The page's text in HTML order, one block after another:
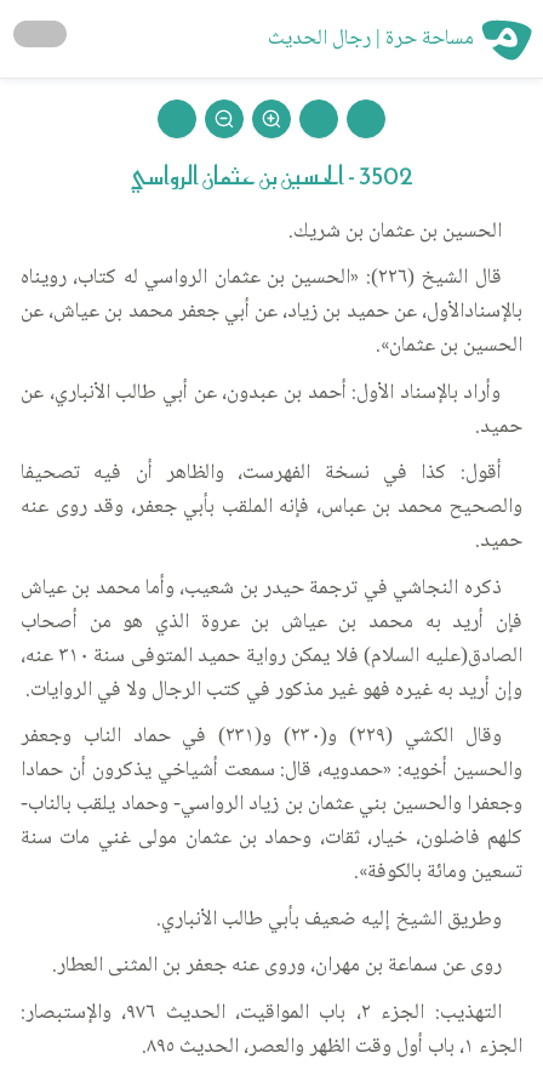
مساحة حرة | رجال الحديث
3502 - الحسين بن عثمان الرواسي
الحسين بن عثمان بن شريك.
قال الشيخ (٢٢٦): «الحسين بن عثمان الرواسي له كتاب، رويناه
بالإسنادالأول، عن حميد بن زياد، عن أبي جعفر محمد بن عياش، عن
الحسين بن عثمان».
وأراد بالإسناد الأول: أحمد بن عبدون، عن أبي طالب الأنباري، عن
حميد.
أقول: كذا في نسخة الفهرست، والظاهر أن فيه تصحيفا
والصحيح محمد بن عباس، فإنه الملقب بأبي جعفر، وقد روى عنه
حميد.
ذكره النجاشي في ترجمة حيدر بن شعيب، وأما محمد بن عياش
فإن أريد به محمد بن عياش بن عروة الذي هو من أصحاب
الصادق(عليه السلام) فلا يمكن رواية حميد المتوفى سنة ٣١٠ عنه،
وإن أريد به غيره فهو غير مذكور في كتب الرجال ولا في الروايات.
وقال الكشي (٢٢٩) و(٢٣٠) و(٢٣١) في حماد الناب وجعفر
والحسين أخويه: «حمدويه، قال: سمعت أشياخي يذكرون أن حمادا
وجعفرا والحسين بني عثمان بن زياد الرواسي- وحماد يلقب بالناب-
كلهم فاضلون، خيار، ثقات، وحماد بن عثمان مولى غني مات سنة
تسعين ومائة بالكوفة».
وطريق الشيخ إليه ضعيف بأبي طالب الأنباري.
روى عن سماعة بن مهران، وروى عنه جعفر بن المثنى العطار.
التهذيب: الجزء ٢، باب المواقيت، الحديث ٩٧٦، والإستبصار:
الجزء ١، باب أول وقت الظهر والعصر، الحديث ٨٩٥.